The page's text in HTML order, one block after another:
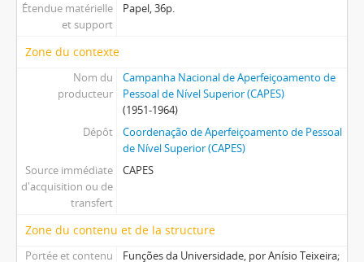
Étendue matérielle
et support
Papel, 36p.
Zone du contexte
Nom du
producteur
Campanha Nacional de Aperfeiçoamento de
Pessoal de Nível Superior (CAPES)
(1951-1964)
Dépôt
Coordenação de Aperfeiçoamento de Pessoal
de Nível Superior (CAPES)
Source immédiate
d'acquisition ou de
transfert
CAPES
Zone du contenu et de la structure
Portée et contenu
Funções da Universidade, por Anísio Teixeira;